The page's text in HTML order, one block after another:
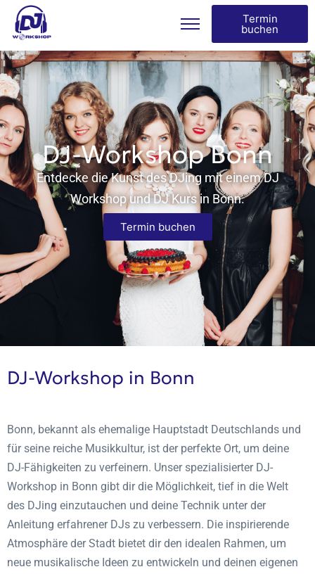
Termin
buchen
DJ-Workshop Bonn
Entdecke die Kunst des DJing mit einem DJ
Workshop und DJ Kurs in Bonn.
Termin buchen
DJ-Workshop in Bonn
Bonn, bekannt als ehemalige Hauptstadt Deutschlands und
für seine reiche Musikkultur, ist der perfekte Ort, um deine
DJ-Fähigkeiten zu verfeinern. Unser spezialisierter DJ-
Workshop in Bonn gibt dir die Möglichkeit, tief in die Welt
des DJing einzutauchen und deine Technik unter der
Anleitung erfahrener DJs zu verbessern. Die inspirierende
Atmosphäre der Stadt bietet dir den idealen Rahmen, um
neue musikalische Ideen zu entwickeln und deinen eigenen